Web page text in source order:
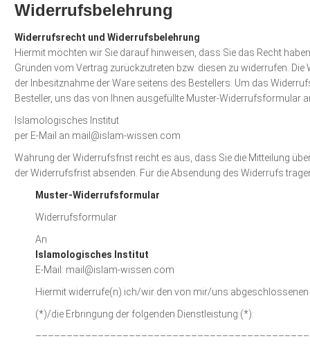
Widerrufsbelehrung
Widerrufsrecht und Widerrufsbelehrung
Hiermit möchten wir Sie darauf hinweisen, dass Sie das Recht
Gründen vom Vertrag zurückzutreten bzw. diesen zu widerrufen.
der Inbesitznahme der Ware seitens des Bestellers. Um das
Besteller, uns das von Ihnen ausgefüllte Muster-Widerrufsformular
Islamologisches Institut
per E-Mail an mail@islam-wissen.com
Wahrung der Widerrufsfrist reicht es aus, dass Sie die Mitteilung
der Widerrufsfrist absenden. Für die Absendung des Widerrufs
Muster-Widerrufsformular
Widerrufsformular
An
Islamologisches Institut
E-Mail: mail@islam-wissen.com
Hiermit widerrufe(n) ich/wir den von mir/uns
(*)/die Erbringung der folgenden Dienstleistung (*):